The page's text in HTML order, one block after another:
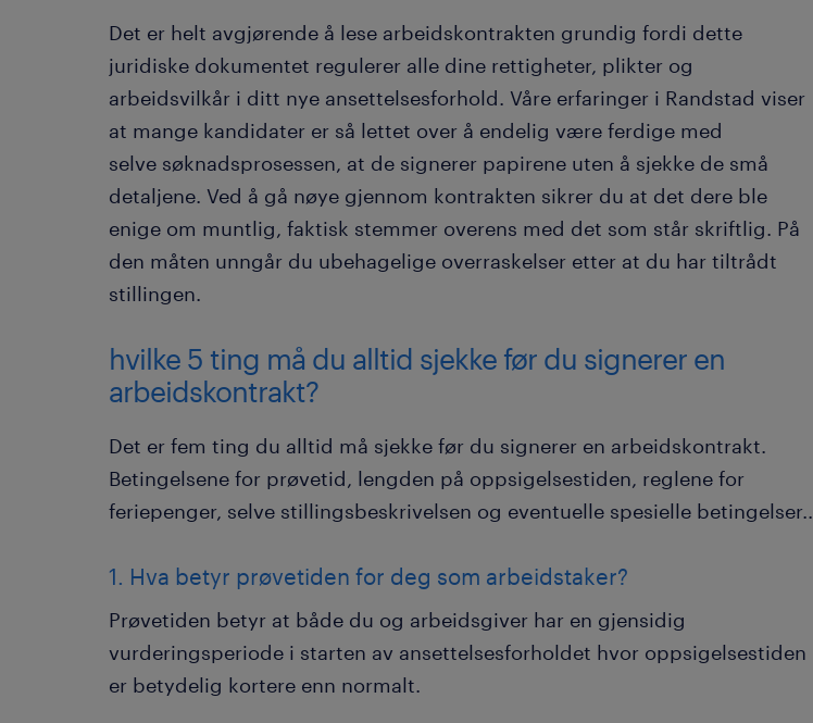
Det er helt avgjørende å lese arbeidskontrakten grundig fordi dette
juridiske dokumentet regulerer alle dine rettigheter, plikter og
arbeidsvilkår i ditt nye ansettelsesforhold. Våre erfaringer i Randstad viser
at mange kandidater er så lettet over å endelig være ferdige med
selve søknadsprosessen, at de signerer papirene uten å sjekke de små
detaljene. Ved å gå nøye gjennom kontrakten sikrer du at det dere ble
enige om muntlig, faktisk stemmer overens med det som står skriftlig. På
den måten unngår du ubehagelige overraskelser etter at du har tiltrådt
stillingen.
hvilke 5 ting må du alltid sjekke før du signerer en
arbeidskontrakt?
Det er fem ting du alltid må sjekke før du signerer en arbeidskontrakt.
Betingelsene for prøvetid, lengden på oppsigelsestiden, reglene for
feriepenger, selve stillingsbeskrivelsen og eventuelle spesielle betingelser..
1. Hva betyr prøvetiden for deg som arbeidstaker?
Prøvetiden betyr at både du og arbeidsgiver har en gjensidig
vurderingsperiode i starten av ansettelsesforholdet hvor oppsigelsestiden
er betydelig kortere enn normalt.